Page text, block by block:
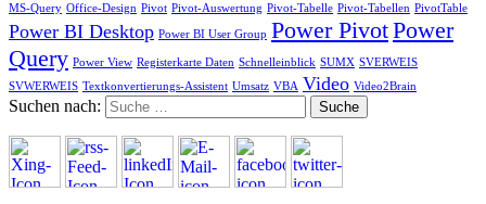
MS-Query Office-Design Pivot Pivot-Auswertung Pivot-Tabelle Pivot-Tabellen PivotTable
Power BI Desktop Power BI User Group Power PivotPower
Query Power View Registerkarte Daten Schnelleinblick SUMX SVERWEIS
SVWERWEIS Textkonvertierungs-Assistent Umsatz VBA Video Video2Brain
Suchen nach: